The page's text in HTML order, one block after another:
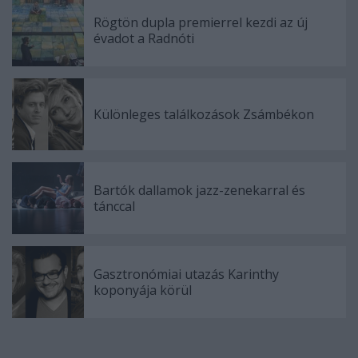
Rögtön dupla premierrel kezdi az új
évadot a Radnóti
Különleges találkozások Zsámbékon
Bartók dallamok jazz-zenekarral és
tánccal
Gasztronómiai utazás Karinthy
koponyája körül